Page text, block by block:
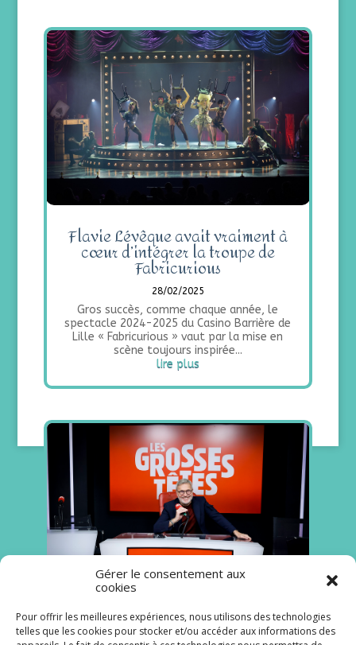
Gérer le consentement aux
cookies
Pour offrir les meilleures expériences, nous utilisons des technologies
telles que les cookies pour stocker et/ou accéder aux informations des
Flavie Lévêque avait vraiment à
cœur d’intégrer la troupe de
Fabricurious
28/02/2025
Gros succès, comme chaque année, le
spectacle 2024-2025 du Casino Barrière de
Lille « Fabricurious » vaut par la mise en
scène toujours inspirée...
lire plus
Déjà 10 ans de « Grosses têtes »